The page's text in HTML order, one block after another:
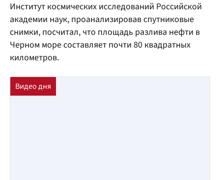
Институт космических исследований Российской
академии наук, проанализировав спутниковые
снимки, посчитал, что площадь разлива нефти в
Черном море составляет почти 80 квадратных
километров.